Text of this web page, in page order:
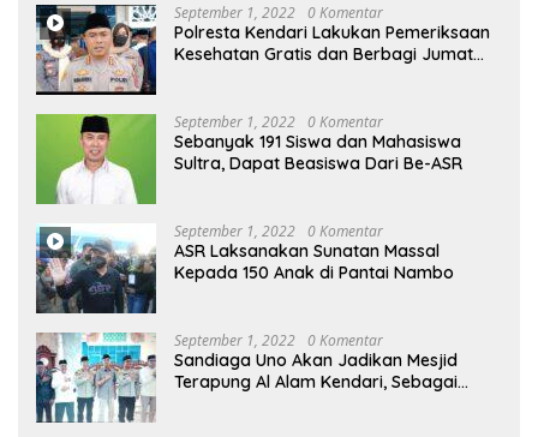
September 1, 2022 0 Komentar
Polresta Kendari Lakukan Pemeriksaan
Kesehatan Gratis dan Berbagi Jumat
September 1, 2022 0 Komentar
Sebanyak 191 Siswa dan Mahasiswa
Sultra, Dapat Beasiswa Dari Be-ASR
September 1, 2022 0 Komentar
ASR Laksanakan Sunatan Massal
Kepada 150 Anak di Pantai Nambo
September 1, 2022 0 Komentar
Sandiaga Uno Akan Jadikan Mesjid
Terapung Al Alam Kendari, Sebagai